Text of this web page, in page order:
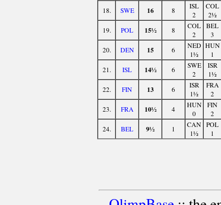
18.
SWE 16 8
ISL
2
COL
2½
19.
POL 15½ 8
COL
2
BEL
3
20.
DEN 15 6
NED
1½
HUN
1
21.
ISL 14½ 6
SWE
2
ISR
1½
22.
FIN 13 6
ISR
1½
FRA
2
23.
FRA 10½ 4
HUN
0
FIN
2
24.
BEL 9½ 1
CAN
1½
POL
1